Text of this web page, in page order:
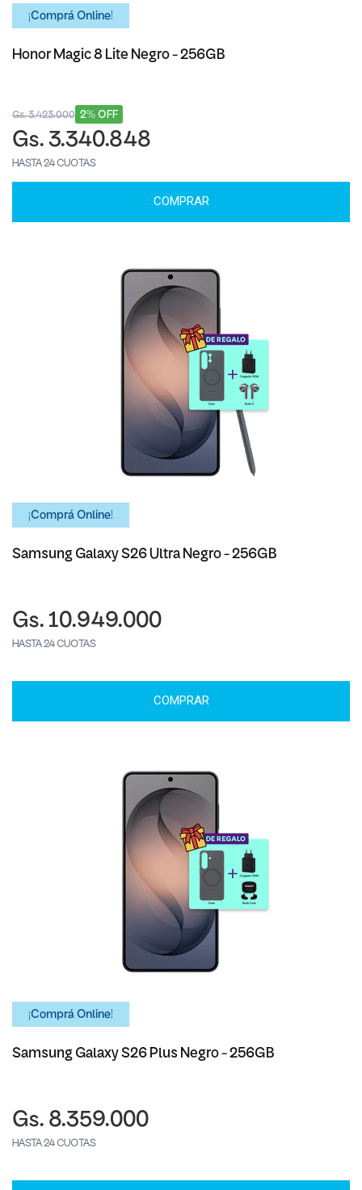
¡Comprá Online!
Honor Magic 8 Lite Negro - 256GB
2% OFF
Gs. 3.423.000
Gs. 3.340.848
HASTA 24 CUOTAS
COMPRAR
¡Comprá Online!
Samsung Galaxy S26 Ultra Negro - 256GB
Gs. 10.949.000
HASTA 24 CUOTAS
COMPRAR
¡Comprá Online!
Samsung Galaxy S26 Plus Negro - 256GB
Gs. 8.359.000
HASTA 24 CUOTAS